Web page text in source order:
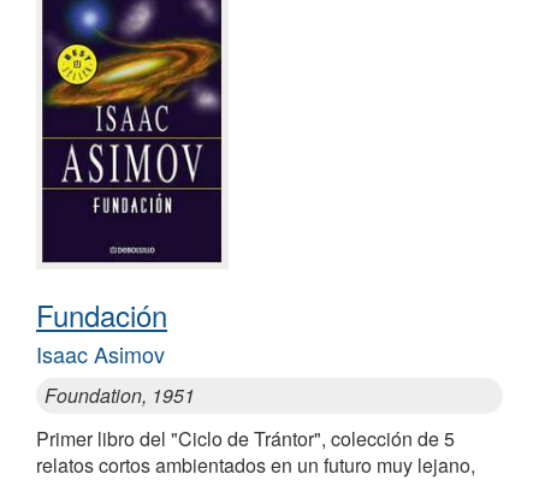
Fundación
Isaac Asimov
Foundation, 1951
Primer libro del "Ciclo de Trántor", colección de 5
relatos cortos ambientados en un futuro muy lejano,